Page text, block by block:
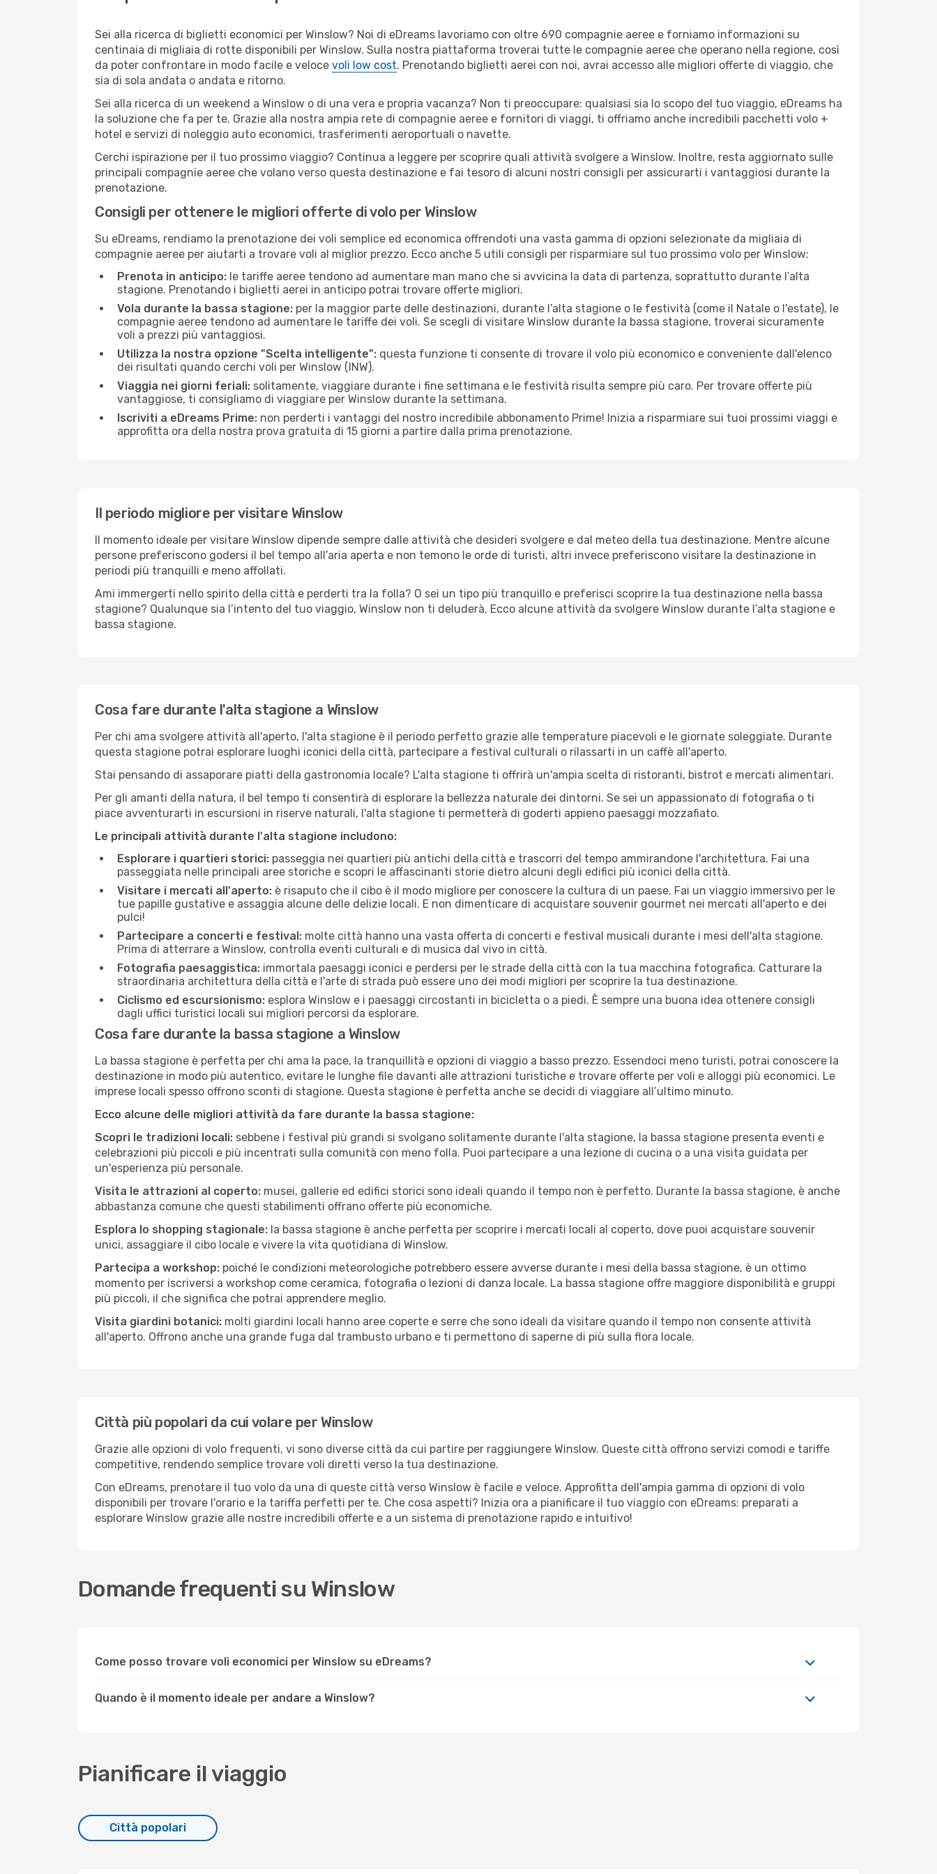
Sei alla ricerca di biglietti economici per Winslow? Noi di eDreams lavoriamo con oltre 690 compagnie aeree e forniamo informazioni su
centinaia di migliaia di rotte disponibili per Winslow. Sulla nostra piattaforma troverai tutte le compagnie aeree che operano nella regione, così
da poter confrontare in modo facile e veloce voli low cost. Prenotando biglietti aerei con noi, avrai accesso alle migliori offerte di viaggio, che
sia di sola andata o andata e ritorno.
Sei alla ricerca di un weekend a Winslow o di una vera e propria vacanza? Non ti preoccupare: qualsiasi sia lo scopo del tuo viaggio, eDreams ha
la soluzione che fa per te. Grazie alla nostra ampia rete di compagnie aeree e fornitori di viaggi, ti offriamo anche incredibili pacchetti volo +
hotel e servizi di noleggio auto economici, trasferimenti aeroportuali o navette.
Cerchi ispirazione per il tuo prossimo viaggio? Continua a leggere per scoprire quali attività svolgere a Winslow. Inoltre, resta aggiornato sulle
principali compagnie aeree che volano verso questa destinazione e fai tesoro di alcuni nostri consigli per assicurarti i vantaggiosi durante la
prenotazione.
Consigli per ottenere le migliori offerte di volo per Winslow
Su eDreams, rendiamo la prenotazione dei voli semplice ed economica offrendoti una vasta gamma di opzioni selezionate da migliaia di
compagnie aeree per aiutarti a trovare voli al miglior prezzo. Ecco anche 5 utili consigli per risparmiare sul tuo prossimo volo per Winslow:
Prenota in anticipo: le tariffe aeree tendono ad aumentare man mano che si avvicina la data di partenza, soprattutto durante l’alta
stagione. Prenotando i biglietti aerei in anticipo potrai trovare offerte migliori.
Vola durante la bassa stagione: per la maggior parte delle destinazioni, durante l’alta stagione o le festività (come il Natale o l'estate), le
compagnie aeree tendono ad aumentare le tariffe dei voli. Se scegli di visitare Winslow durante la bassa stagione, troverai sicuramente
voli a prezzi più vantaggiosi.
Utilizza la nostra opzione "Scelta intelligente": questa funzione ti consente di trovare il volo più economico e conveniente dall'elenco
dei risultati quando cerchi voli per Winslow (INW).
Viaggia nei giorni feriali: solitamente, viaggiare durante i fine settimana e le festività risulta sempre più caro. Per trovare offerte più
vantaggiose, ti consigliamo di viaggiare per Winslow durante la settimana.
Iscriviti a eDreams Prime: non perderti i vantaggi del nostro incredibile abbonamento Prime! Inizia a risparmiare sui tuoi prossimi viaggi e
approfitta ora della nostra prova gratuita di 15 giorni a partire dalla prima prenotazione.
Il periodo migliore per visitare Winslow
Il momento ideale per visitare Winslow dipende sempre dalle attività che desideri svolgere e dal meteo della tua destinazione. Mentre alcune
persone preferiscono godersi il bel tempo all’aria aperta e non temono le orde di turisti, altri invece preferiscono visitare la destinazione in
periodi più tranquilli e meno affollati.
Ami immergerti nello spirito della città e perderti tra la folla? O sei un tipo più tranquillo e preferisci scoprire la tua destinazione nella bassa
stagione? Qualunque sia l’intento del tuo viaggio, Winslow non ti deluderà. Ecco alcune attività da svolgere Winslow durante l’alta stagione e
bassa stagione.
Cosa fare durante l'alta stagione a Winslow
Per chi ama svolgere attività all'aperto, l'alta stagione è il periodo perfetto grazie alle temperature piacevoli e le giornate soleggiate. Durante
questa stagione potrai esplorare luoghi iconici della città, partecipare a festival culturali o rilassarti in un caffè all'aperto.
Stai pensando di assaporare piatti della gastronomia locale? L'alta stagione ti offrirà un'ampia scelta di ristoranti, bistrot e mercati alimentari.
Per gli amanti della natura, il bel tempo ti consentirà di esplorare la bellezza naturale dei dintorni. Se sei un appassionato di fotografia o ti
piace avventurarti in escursioni in riserve naturali, l'alta stagione ti permetterà di goderti appieno paesaggi mozzafiato.
Le principali attività durante l'alta stagione includono:
Esplorare i quartieri storici: passeggia nei quartieri più antichi della città e trascorri del tempo ammirandone l'architettura. Fai una
passeggiata nelle principali aree storiche e scopri le affascinanti storie dietro alcuni degli edifici più iconici della città.
Visitare i mercati all'aperto: è risaputo che il cibo è il modo migliore per conoscere la cultura di un paese. Fai un viaggio immersivo per le
tue papille gustative e assaggia alcune delle delizie locali. E non dimenticare di acquistare souvenir gourmet nei mercati all'aperto e dei
pulci!
Partecipare a concerti e festival: molte città hanno una vasta offerta di concerti e festival musicali durante i mesi dell'alta stagione.
Prima di atterrare a Winslow, controlla eventi culturali e di musica dal vivo in città.
Fotografia paesaggistica: immortala paesaggi iconici e perdersi per le strade della città con la tua macchina fotografica. Catturare la
straordinaria architettura della città e l'arte di strada può essere uno dei modi migliori per scoprire la tua destinazione.
Ciclismo ed escursionismo: esplora Winslow e i paesaggi circostanti in bicicletta o a piedi. È sempre una buona idea ottenere consigli
dagli uffici turistici locali sui migliori percorsi da esplorare.
Cosa fare durante la bassa stagione a Winslow
La bassa stagione è perfetta per chi ama la pace, la tranquillità e opzioni di viaggio a basso prezzo. Essendoci meno turisti, potrai conoscere la
destinazione in modo più autentico, evitare le lunghe file davanti alle attrazioni turistiche e trovare offerte per voli e alloggi più economici. Le
imprese locali spesso offrono sconti di stagione. Questa stagione è perfetta anche se decidi di viaggiare all’ultimo minuto.
Ecco alcune delle migliori attività da fare durante la bassa stagione:
Scopri le tradizioni locali: sebbene i festival più grandi si svolgano solitamente durante l'alta stagione, la bassa stagione presenta eventi e
celebrazioni più piccoli e più incentrati sulla comunità con meno folla. Puoi partecipare a una lezione di cucina o a una visita guidata per
un'esperienza più personale.
Visita le attrazioni al coperto: musei, gallerie ed edifici storici sono ideali quando il tempo non è perfetto. Durante la bassa stagione, è anche
abbastanza comune che questi stabilimenti offrano offerte più economiche.
Esplora lo shopping stagionale: la bassa stagione è anche perfetta per scoprire i mercati locali al coperto, dove puoi acquistare souvenir
unici, assaggiare il cibo locale e vivere la vita quotidiana di Winslow.
Partecipa a workshop: poiché le condizioni meteorologiche potrebbero essere avverse durante i mesi della bassa stagione, è un ottimo
momento per iscriversi a workshop come ceramica, fotografia o lezioni di danza locale. La bassa stagione offre maggiore disponibilità e gruppi
più piccoli, il che significa che potrai apprendere meglio.
Visita giardini botanici: molti giardini locali hanno aree coperte e serre che sono ideali da visitare quando il tempo non consente attività
all'aperto. Offrono anche una grande fuga dal trambusto urbano e ti permettono di saperne di più sulla flora locale.
Città più popolari da cui volare per Winslow
Grazie alle opzioni di volo frequenti, vi sono diverse città da cui partire per raggiungere Winslow. Queste città offrono servizi comodi e tariffe
competitive, rendendo semplice trovare voli diretti verso la tua destinazione.
Con eDreams, prenotare il tuo volo da una di queste città verso Winslow è facile e veloce. Approfitta dell'ampia gamma di opzioni di volo
disponibili per trovare l'orario e la tariffa perfetti per te. Che cosa aspetti? Inizia ora a pianificare il tuo viaggio con eDreams: preparati a
esplorare Winslow grazie alle nostre incredibili offerte e a un sistema di prenotazione rapido e intuitivo!
Domande frequenti su Winslow
Come posso trovare voli economici per Winslow su eDreams?
Quando è il momento ideale per andare a Winslow?
Pianificare il viaggio
Città popolari